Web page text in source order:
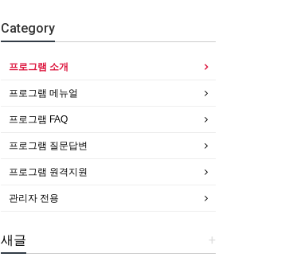
Category
프로그램 소개
프로그램 메뉴얼
프로그램 FAQ
프로그램 질문답변
프로그램 원격지원
관리자 전용
+
새글